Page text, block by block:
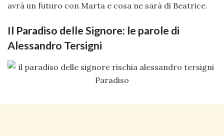
avrà un futuro con Marta e cosa ne sarà di Beatrice.
Il Paradiso delle Signore: le parole di
Alessandro Tersigni